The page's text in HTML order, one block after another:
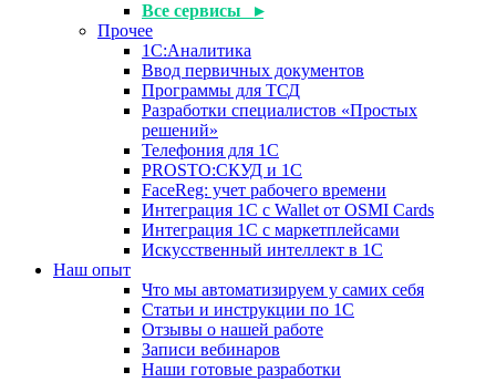
Все сервисы ▸
Прочее
1С:Аналитика
Ввод первичных документов
Программы для ТСД
Разработки специалистов «Простых
решений»
Телефония для 1С
PROSTO:СКУД и 1С
FaceReg: учет рабочего времени
Интеграция 1С с Wallet от OSMI Cards
Интеграция 1С с маркетплейсами
Искусственный интеллект в 1С
Наш опыт
Что мы автоматизируем у самих себя
Статьи и инструкции по 1С
Отзывы о нашей работе
Записи вебинаров
Наши готовые разработки